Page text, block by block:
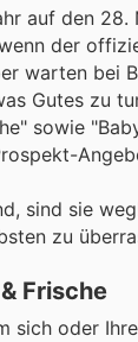
auf den
der
warten
Gutes zu
sowie
sind sie
zu
Frische
sich oder